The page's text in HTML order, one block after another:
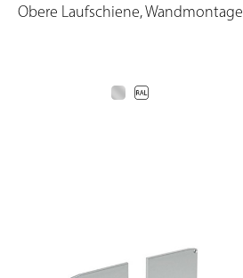
Obere Laufschiene, Wandmontage